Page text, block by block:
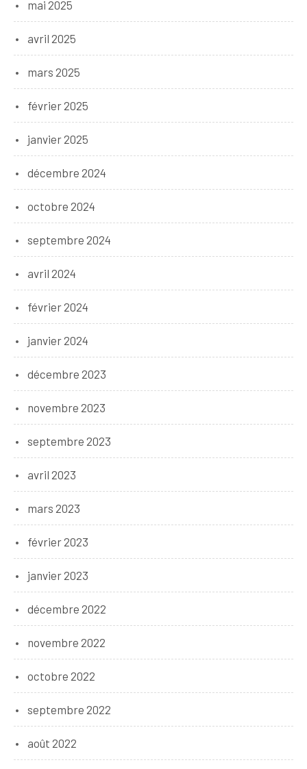
mai 2025
avril 2025
mars 2025
février 2025
janvier 2025
décembre 2024
octobre 2024
septembre 2024
avril 2024
février 2024
janvier 2024
décembre 2023
novembre 2023
septembre 2023
avril 2023
mars 2023
février 2023
janvier 2023
décembre 2022
novembre 2022
octobre 2022
septembre 2022
août 2022